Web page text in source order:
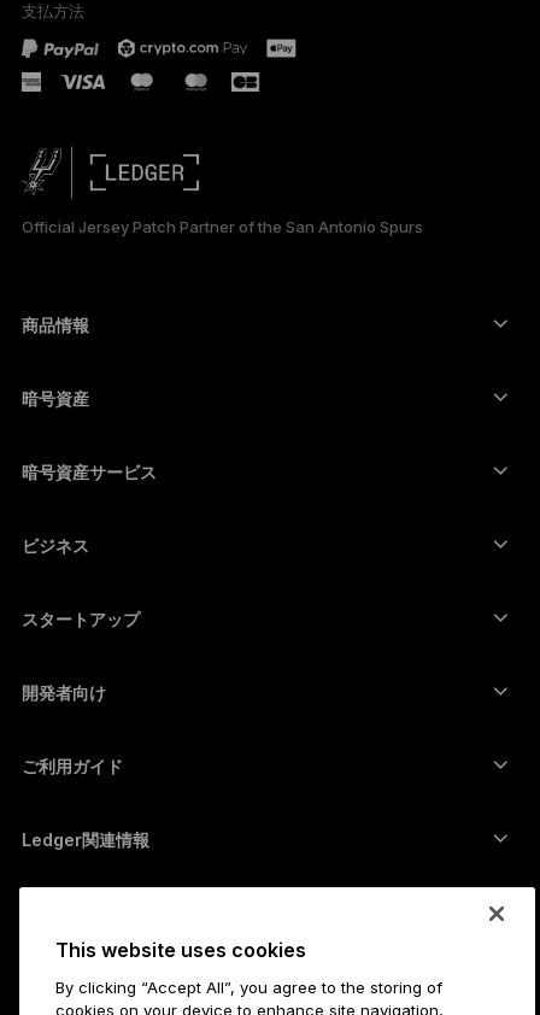
PORTUGUÊS
ESPAÑOL
简体中文
支払方法
Official Jersey Patch Partner of the San Antonio Spurs
商品情報
コールド ウォレット
Ledger Stax
Ledger Nano Classics
セット商品
全ての商品
暗号資産
Ethereumウォレット
Cardanoウォレット
Moneroウォレット
暗号資産一覧を見る
暗号資産サービス
暗号資産を購入
暗号資産をスワップ
ビジネス
スタートアップ
開発者向け
ご利用ガイド
対応ウォレットとサービス
Ledger関連情報
販売代理店
Ledgerプレスキット
採用情報
全ての職種
Ledgerについて
This website uses cookies
By clicking “Accept All”, you agree to the storing of
cookies on your device to enhance site navigation,